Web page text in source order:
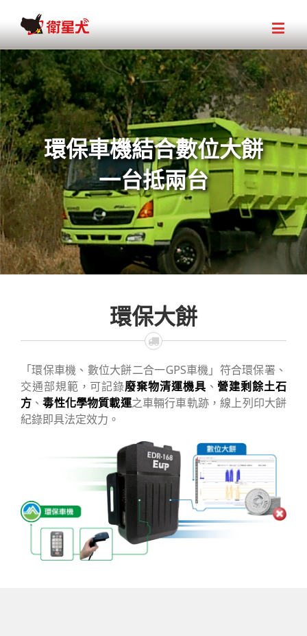
環保車機結合數位大餅
一台抵兩台
環保大餅
「環保車機、數位大餅二合一GPS車機」符合環保署、
交通部規範，可記錄廢棄物清運機具 、營建剩餘土石
方 、毒性化學物質載運之車輛行車軌跡，線上列印大餅
紀錄即具法定效力。